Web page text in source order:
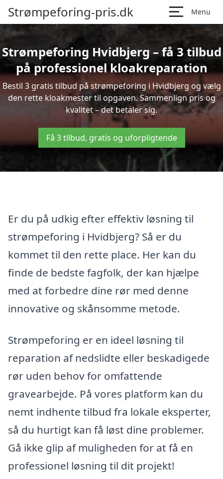
Strømpeforing-pris.dk Menu
Strømpeforing Hvidbjerg – få 3 tilbud
på professionel kloakreparation
Bestil 3 gratis tilbud på strømpeforing i Hvidbjerg og vælg
den rette kloakmester til opgaven. Sammenlign pris og
kvalitet – det betaler sig.
Få 3 tilbud, gratis og uforpligtende
Er du på udkig efter effektiv løsning til
strømpeforing i Hvidbjerg? Så er du
kommet til den rette place. Her kan du
finde de bedste fagfolk, der kan hjælpe
med at forbedre dine rør med denne
innovative og skånsomme metode.
Strømpeforing er en ideel løsning til
reparation af nedslidte eller beskadigede
rør uden behov for omfattende
gravearbejde. På vores platform kan du
nemt indhente tilbud fra lokale eksperter,
så du hurtigt kan få løst dine problemer.
Gå ikke glip af muligheden for at få en
professionel løsning til dit projekt!